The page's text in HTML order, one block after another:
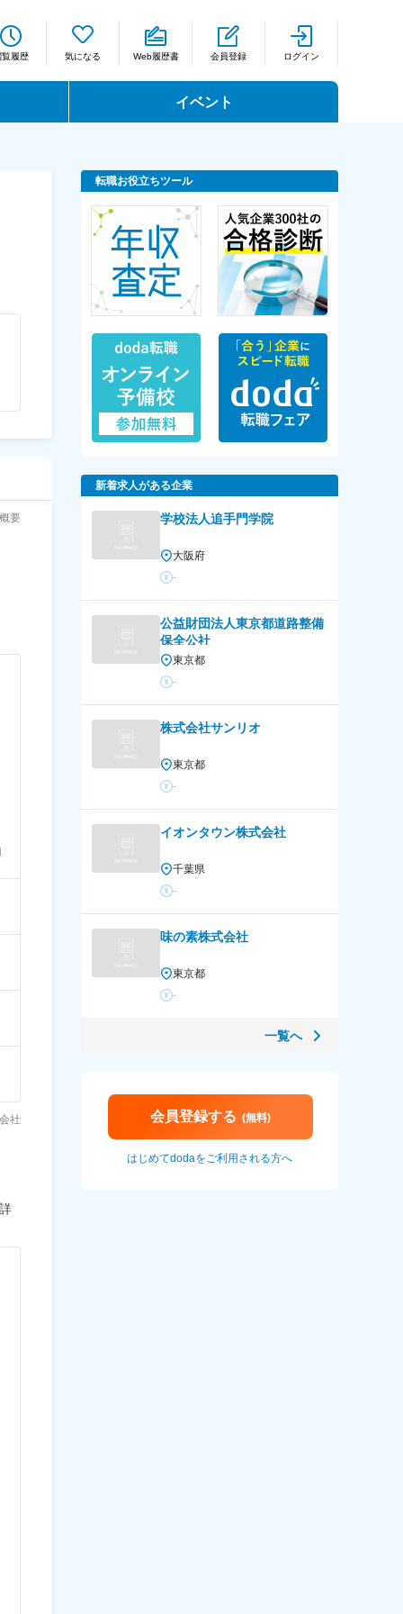
覧履歴 気になる Web履歴書 会員登録 ログイン
イベント
要
社
転職お役立ちツール
新着求人がある企業
学校法人追手門学院
大阪府
-
公益財団法人東京都道路整備
保全公社
東京都
-
株式会社サンリオ
東京都
-
イオンタウン株式会社
千葉県
-
味の素株式会社
東京都
-
一覧へ
会員登録する (無料)
はじめてdodaをご利用される方へ